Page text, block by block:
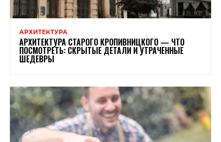
АРХИТЕКТУРА
АРХИТЕКТУРА СТАРОГО КРОПИВНИЦКОГО — ЧТО
ПОСМОТРЕТЬ: СКРЫТЫЕ ДЕТАЛИ И УТРАЧЕННЫЕ
ШЕДЕВРЫ